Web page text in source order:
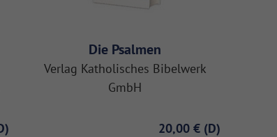
Die Psalmen
Verlag Katholisches Bibelwerk
GmbH
20,00 €